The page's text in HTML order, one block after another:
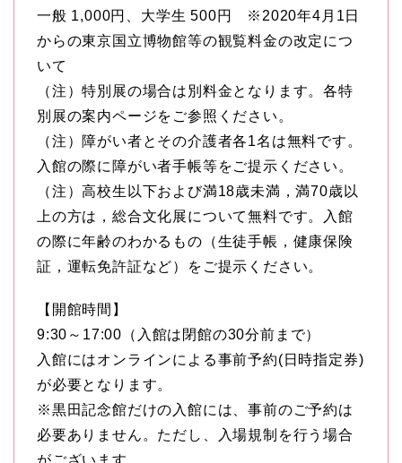
一般 1,000円、大学生 500円 ※2020年4月1日
からの東京国立博物館等の観覧料金の改定につ
いて
（注）特別展の場合は別料金となります。各特
別展の案内ページをご参照ください。
（注）障がい者とその介護者各1名は無料です。
入館の際に障がい者手帳等をご提示ください。
（注）高校生以下および満18歳未満，満70歳以
上の方は，総合文化展について無料です。入館
の際に年齢のわかるもの（生徒手帳，健康保険
証，運転免許証など）をご提示ください。
【開館時間】
9:30～17:00（入館は閉館の30分前まで）
入館にはオンラインによる事前予約(日時指定券)
が必要となります。
※黒田記念館だけの入館には、事前のご予約は
必要ありません。ただし、入場規制を行う場合
がございます。